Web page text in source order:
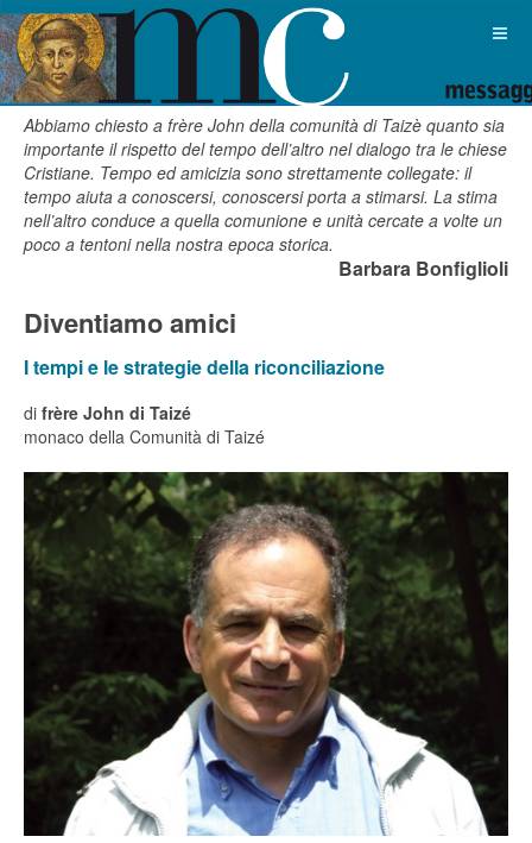
Abbiamo chiesto a frère John della comunità di Taizè quanto sia
importante il rispetto del tempo dell’altro nel dialogo tra le chiese
Cristiane. Tempo ed amicizia sono strettamente collegate: il
tempo aiuta a conoscersi, conoscersi porta a stimarsi. La stima
nell’altro conduce a quella comunione e unità cercate a volte un
poco a tentoni nella nostra epoca storica.
Barbara Bonfiglioli
Diventiamo amici
I tempi e le strategie della riconciliazione
di frère John di Taizé
monaco della Comunità di Taizé